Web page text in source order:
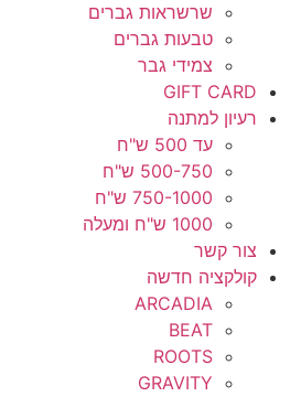
שרשראות גברים
טבעות גברים
צמידי גבר
GIFT CARD
רעיון למתנה
עד 500 ש"ח
500-750 ש"ח
750-1000 ש"ח
1000 ש"ח ומעלה
צור קשר
קולקציה חדשה
ARCADIA
BEAT
ROOTS
GRAVITY